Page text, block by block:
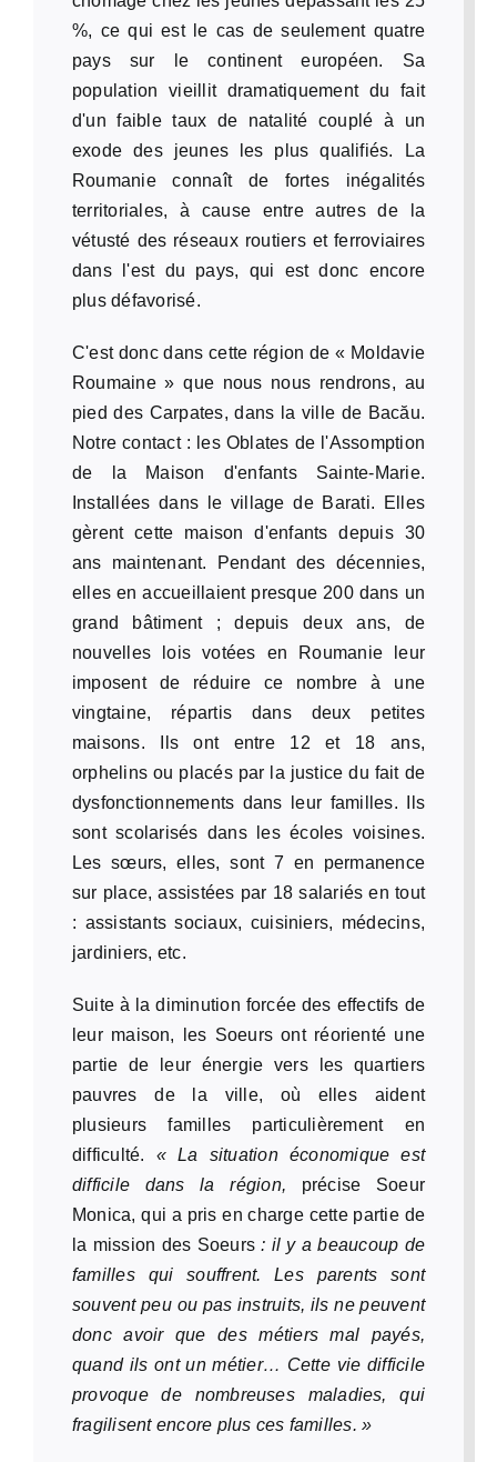
%, ce qui est le cas de seulement quatre
pays sur le continent européen. Sa
population vieillit dramatiquement du fait
d'un faible taux de natalité couplé à un
exode des jeunes les plus qualifiés. La
Roumanie connaît de fortes inégalités
territoriales, à cause entre autres de la
vétusté des réseaux routiers et ferroviaires
dans l'est du pays, qui est donc encore
plus défavorisé.
C'est donc dans cette région de « Moldavie
Roumaine » que nous nous rendrons, au
pied des Carpates, dans la ville de Bacău.
Notre contact : les Oblates de l'Assomption
de la Maison d'enfants Sainte-Marie.
Installées dans le village de Barati. Elles
gèrent cette maison d'enfants depuis 30
ans maintenant. Pendant des décennies,
elles en accueillaient presque 200 dans un
grand bâtiment ; depuis deux ans, de
nouvelles lois votées en Roumanie leur
imposent de réduire ce nombre à une
vingtaine, répartis dans deux petites
maisons. Ils ont entre 12 et 18 ans,
orphelins ou placés par la justice du fait de
dysfonctionnements dans leur familles. Ils
sont scolarisés dans les écoles voisines.
Les sœurs, elles, sont 7 en permanence
sur place, assistées par 18 salariés en tout
: assistants sociaux, cuisiniers, médecins,
jardiniers, etc.
Suite à la diminution forcée des effectifs de
leur maison, les Soeurs ont réorienté une
partie de leur énergie vers les quartiers
pauvres de la ville, où elles aident
plusieurs familles particulièrement en
difficulté. « La situation économique est
difficile dans la région, précise Soeur
Monica, qui a pris en charge cette partie de
la mission des Soeurs : il y a beaucoup de
familles qui souffrent. Les parents sont
souvent peu ou pas instruits, ils ne peuvent
donc avoir que des métiers mal payés,
quand ils ont un métier… Cette vie difficile
provoque de nombreuses maladies, qui
fragilisent encore plus ces familles. »